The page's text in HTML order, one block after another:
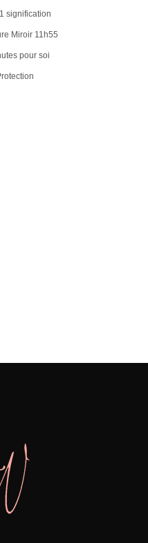
signification
Miroir 11h55
pour soi